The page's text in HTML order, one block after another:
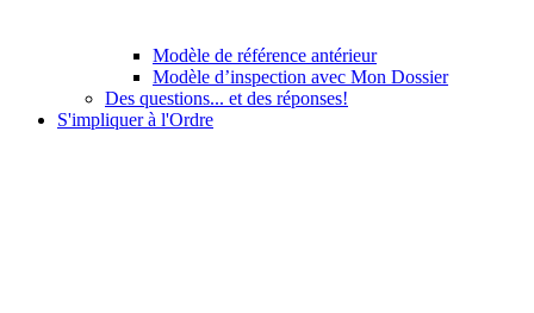
Modèle de référence antérieur
Modèle d’inspection avec Mon Dossier
Des questions... et des réponses!
S'impliquer à l'Ordre